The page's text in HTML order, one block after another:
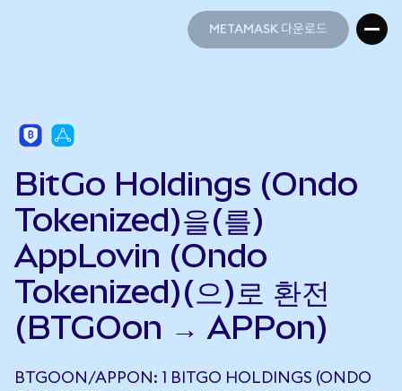
METAMASK 다운로드
BitGo Holdings (Ondo
Tokenized)을(를)
AppLovin (Ondo
Tokenized)(으)로 환전
(BTGOon → APPon)
BTGOON/APPON: 1 BITGO HOLDINGS (ONDO